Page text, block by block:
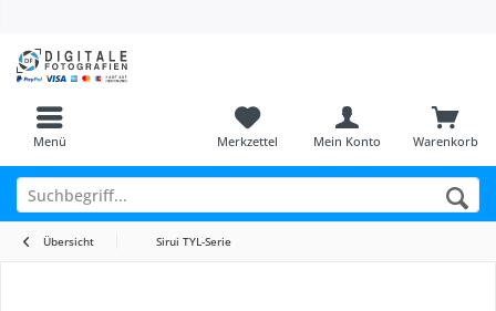
Menü Warenkorb
Merkzettel Mein Konto
Übersicht Sirui TYL-Serie